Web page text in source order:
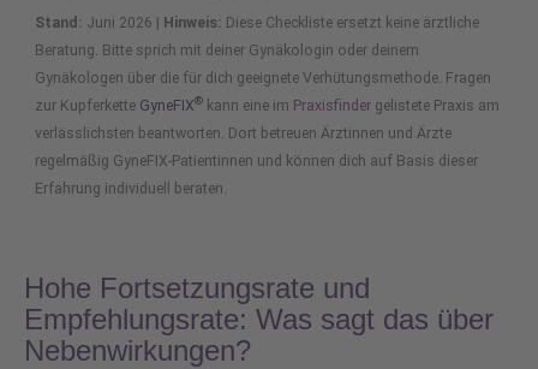
Stand: Juni 2026 | Hinweis: Diese Checkliste ersetzt keine ärztliche
Beratung. Bitte sprich mit deiner Gynäkologin oder deinem
Gynäkologen über die für dich geeignete Verhütungsmethode. Fragen
zur Kupferkette GyneFIX® kann eine im Praxisfinder gelistete Praxis am
verlässlichsten beantworten. Dort betreuen Ärztinnen und Ärzte
regelmäßig GyneFIX-Patientinnen und können dich auf Basis dieser
Erfahrung individuell beraten.
Hohe Fortsetzungsrate und
Empfehlungsrate: Was sagt das über
Nebenwirkungen?